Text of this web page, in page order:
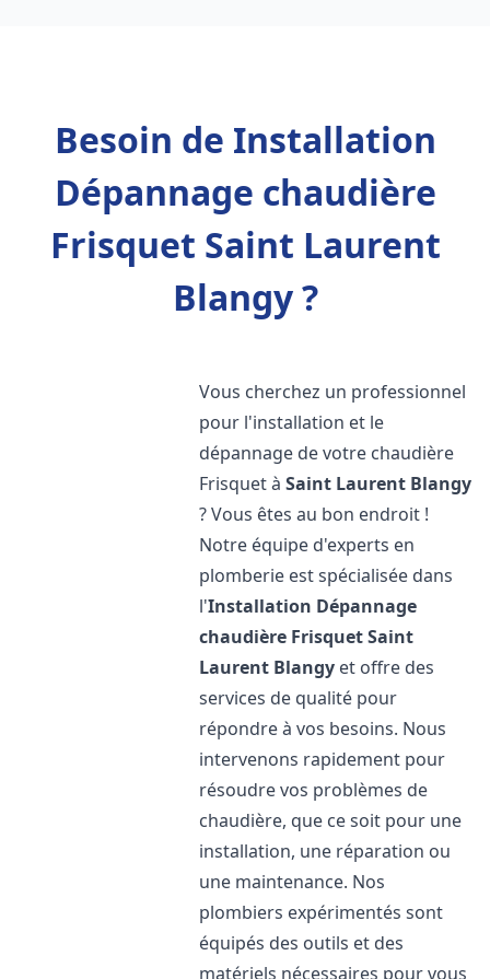
Besoin de Installation
Dépannage chaudière
Frisquet Saint Laurent
Blangy ?
Vous cherchez un professionnel
pour l'installation et le
dépannage de votre chaudière
Frisquet àSaint Laurent Blangy
? Vous êtes au bon endroit !
Notre équipe d'experts en
plomberie est spécialisée dans
l'Installation Dépannage
chaudière FrisquetSaint
Laurent Blangy et offre des
services de qualité pour
répondre à vos besoins. Nous
intervenons rapidement pour
résoudre vos problèmes de
chaudière, que ce soit pour une
installation, une réparation ou
une maintenance. Nos
plombiers expérimentés sont
équipés des outils et des
matériels nécessaires pour vous